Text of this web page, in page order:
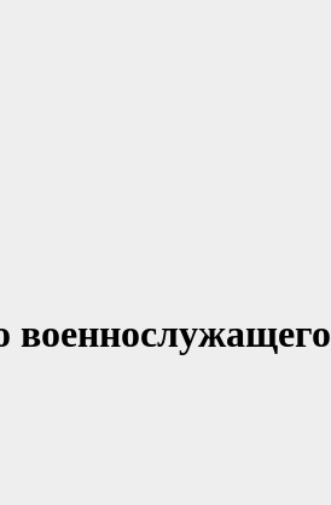
военнослужащего